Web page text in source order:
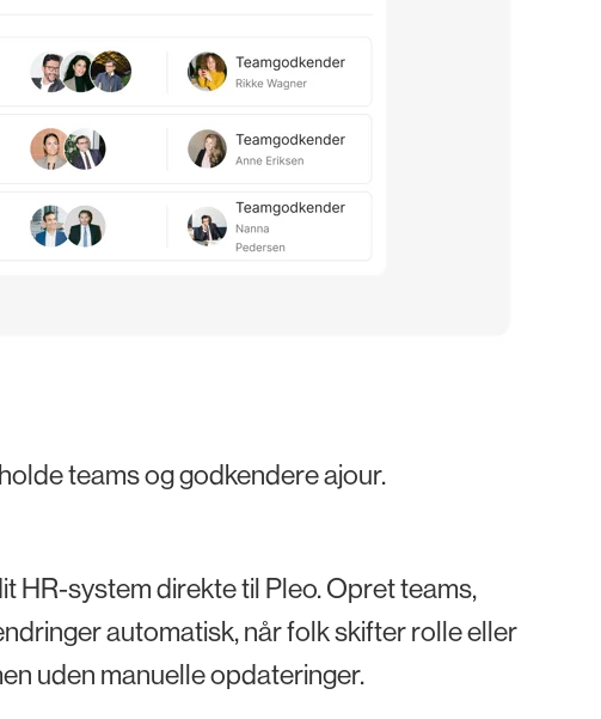
teams og godkendere ajour.
HR-system direkte til Pleo. Opret teams,
automatisk, når folk skifter rolle eller
uden manuelle opdateringer.